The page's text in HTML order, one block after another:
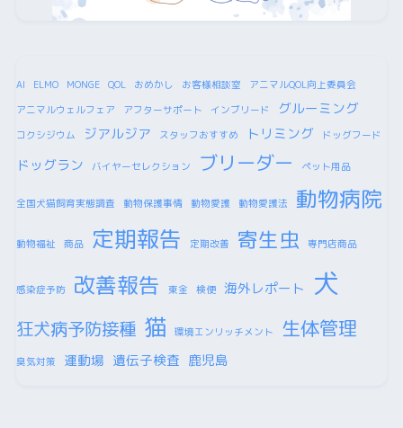
AI ELMO MONGE QOL おめかし お客様相談室
アニマルQOL向上委員会
アニマルウェルフェア
アフターサポート インブリード グルーミング
コクシジウム ジアルジア スタッフおすすめ トリミング ドッグフード
ドッグラン バイヤーセレクション ブリーダー ペット用品
全国犬猫飼育実態調査 動物保護事情 動物愛護 動物愛護法 動物病院
動物福祉 商品 定期報告 定期改善 寄生虫 専門店商品
感染症予防 改善報告 東金 検便 海外レポート 犬
狂犬病予防接種 猫 環境エンリッチメント 生体管理
臭気対策 運動場 遺伝子検査 鹿児島